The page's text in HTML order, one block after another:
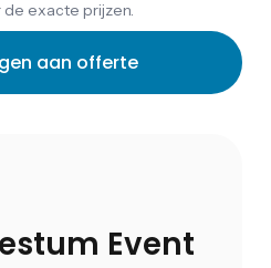
exacte prijzen.
aan offerte
Event